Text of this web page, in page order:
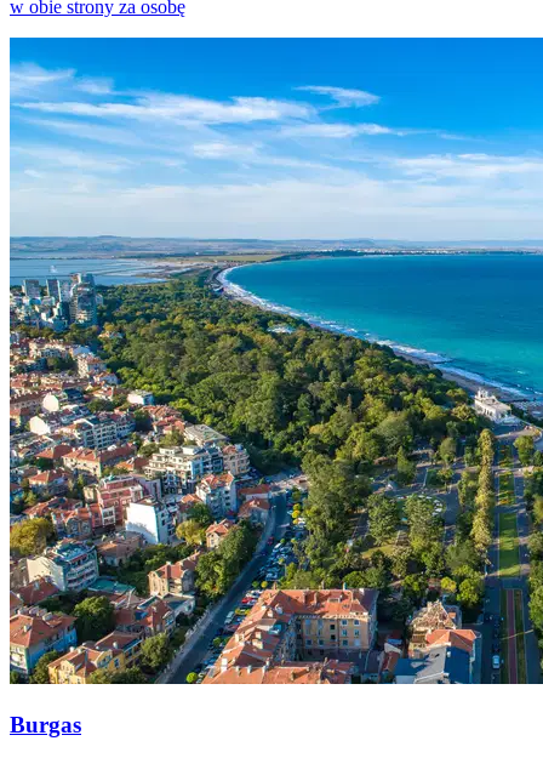
w obie strony za osobę
Burgas